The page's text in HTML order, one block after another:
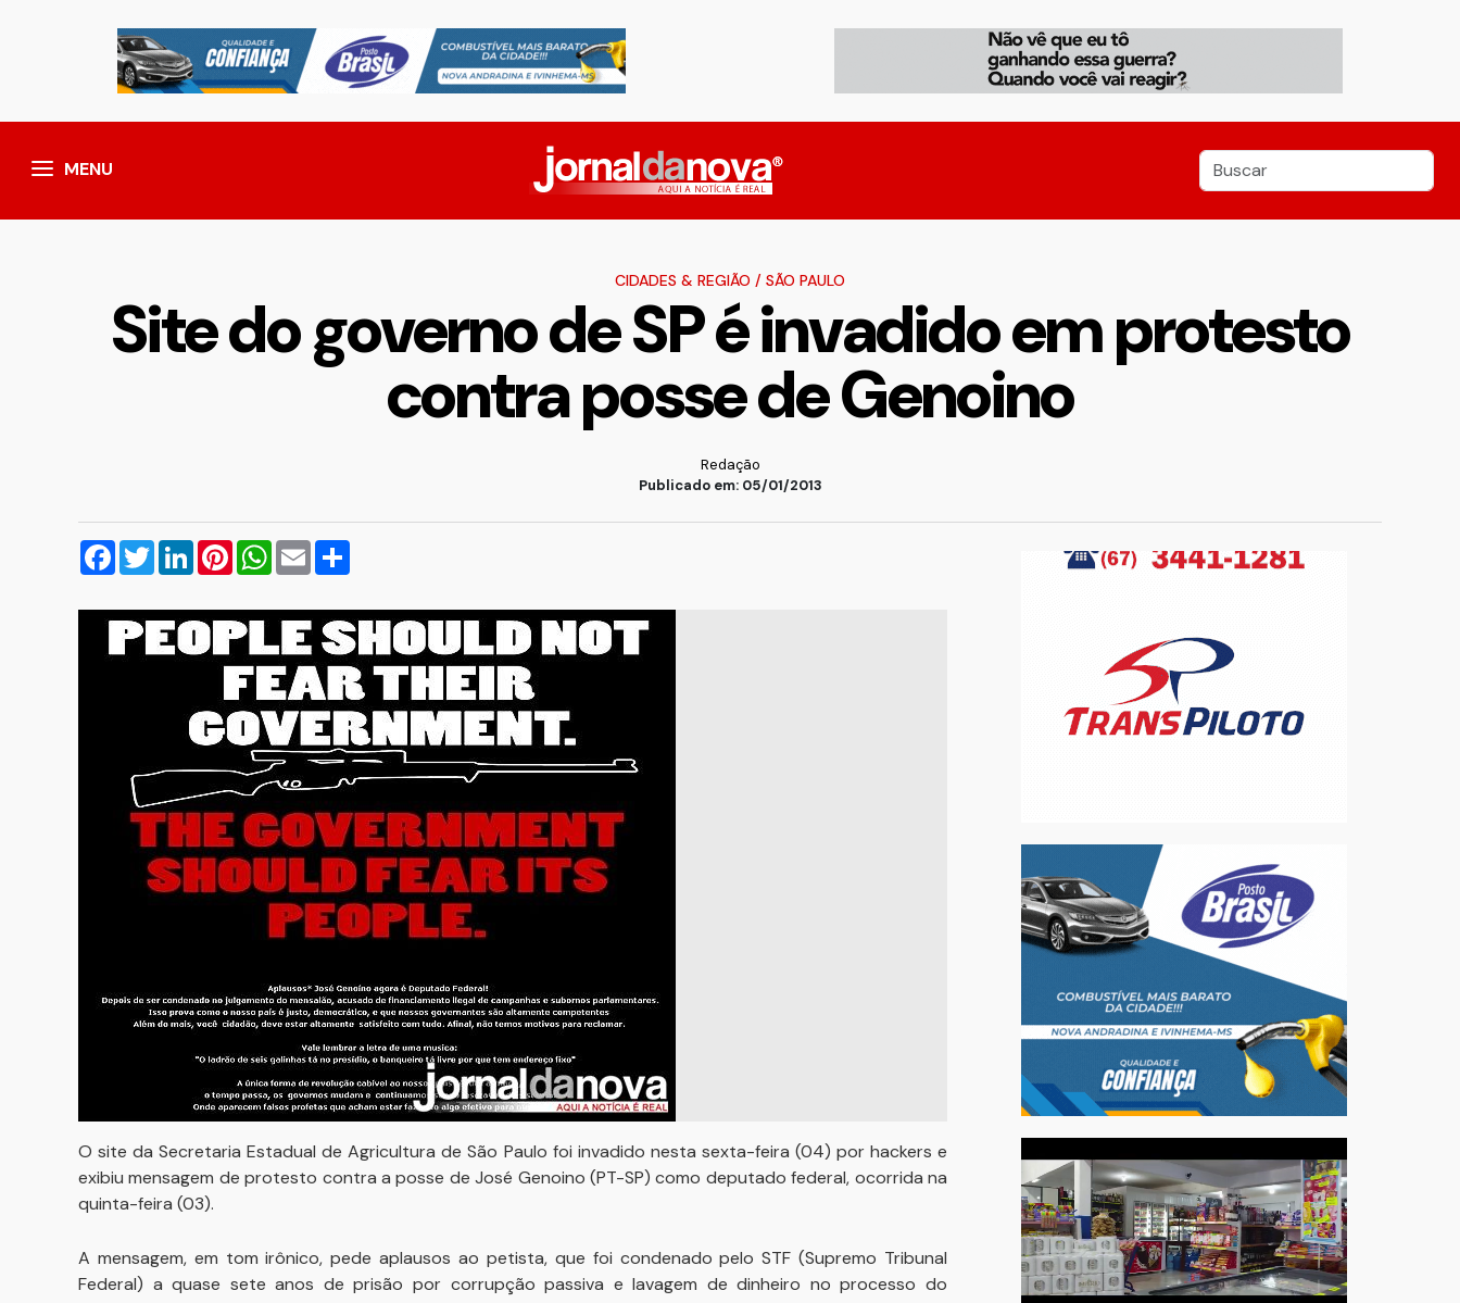
MENU
CIDADES & REGIÃO / SÃO PAULO
Site do governo de SP é invadido em protesto
contra posse de Genoino
Redação
Publicado em: 05/01/2013
Facebook
TwitterLinkedInPinterestWhatsApp
Email
O site da Secretaria Estadual de Agricultura de São Paulo foi invadido nesta sexta-feira (04) por hackers e
exibiu mensagem de protesto contra a posse de José Genoino (PT-SP) como deputado federal, ocorrida na
quinta-feira (03).
A mensagem, em tom irônico, pede aplausos ao petista, que foi condenado pelo STF (Supremo Tribunal
Federal) a quase sete anos de prisão por corrupção passiva e lavagem de dinheiro no processo do